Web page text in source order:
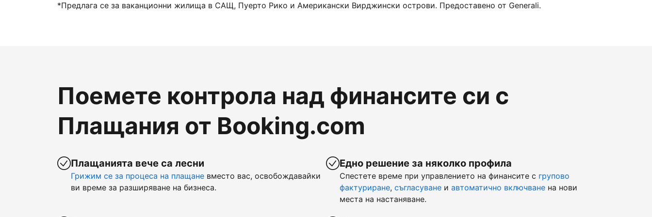
*Предлага се за ваканционни жилища в САЩ, Пуерто Рико и Американски Вирджински острови. Предоставено от Generali.
Поемете контрола над финансите си с
Плащания от Booking.com
Плащанията вече са лесни
Грижим се за процеса на плащане вместо вас, освобождавайки
ви време за разширяване на бизнеса.
Едно решение за няколко профила
Спестете време при управлението на финансите с групово
фактуриране, съгласуване и автоматично включване на нови
места на настаняване.